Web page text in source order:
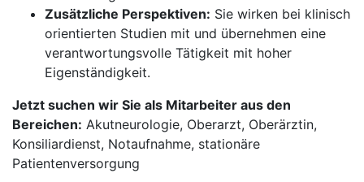
Zusätzliche Perspektiven: Sie wirken bei klinisch
orientierten Studien mit und übernehmen eine
verantwortungsvolle Tätigkeit mit hoher
Eigenständigkeit.
Jetzt suchen wir Sie als Mitarbeiter aus den
Bereichen: Akutneurologie, Oberarzt, Oberärztin,
Konsiliardienst, Notaufnahme, stationäre
Patientenversorgung